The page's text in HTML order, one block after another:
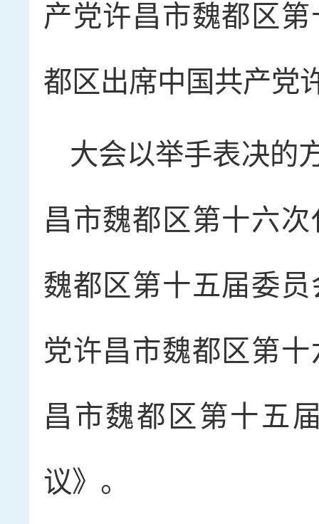
产党许昌市魏都区
都区出席中国共产党
大会以举手表决的
昌市魏都区第十六
魏都区第十五届委
党许昌市魏都区第
昌市魏都区第十五
议》。